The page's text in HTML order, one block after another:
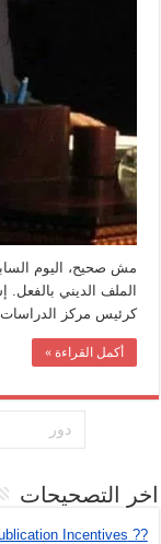
مش صحيح، اليوم
الملف الديني بالفعل.
كرئيس مركز الدراسات
أكمل القراءة »
اخر التصحيحات
?? Spin the Regulation discover Publication Incentives!